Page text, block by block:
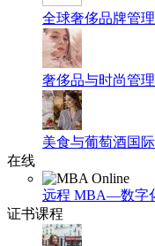
全球奢侈品牌管
奢侈品与时尚管
美食与葡萄酒国
在线
远程 MBA—数字
证书课程